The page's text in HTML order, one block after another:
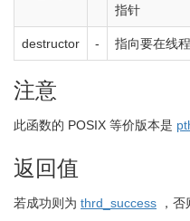
指针
destructor - 指向要在线
注意
此函数的 POSIX 等价版本是
返回值
若成功则为 thrd_success ，否